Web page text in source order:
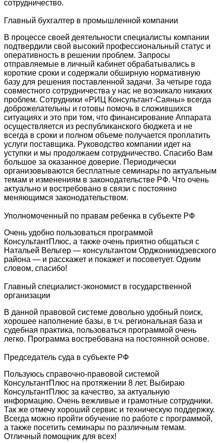
сотрудничество.
Главный бухгалтер в промышленной компании
В процессе своей деятельности специалисты компании
подтвердили свой высокий профессиональный статус и
оперативность в решении проблем. Запросы
отправляемые в личный кабинет обрабатывались в
короткие сроки и содержали обширную нормативную
базу для решения поставленной задачи. За четыре года
совместного сотрудничества у нас не возникало никаких
проблем. Сотрудники «РИЦ Консультант-Саяны» всегда
доброжелательны и готовы помочь в сложившихся
ситуациях и это при том, что финансирование Аппарата
осуществляется из республиканского бюджета и не
всегда в сроки и полном объеме получается проплатить
услуги поставщика. Руководство компании идет на
уступки и мы продолжаем сотрудничество. Спасибо Вам
большое за оказанное доверие. Периодически
организовываются бесплатные семинары по актуальным
темам и изменениям в законодательстве РФ. Что очень
актуально и востребовано в связи с постоянно
меняющимся законодательством.
Уполномоченный по правам ребенка в субъекте РФ
Очень удобно пользоваться программой
КонсультантПлюс, а также очень приятно общаться с
Натальей Вельгер — консультантом Орджоникидзевского
района — и расскажет и покажет и посоветует. Одним
словом, спасибо!
Главный специалист-экономист в государственной
организации
В данной правовой системе довольно удобный поиск,
хорошее наполнение базы, в т.ч. региональная база и
судебная практика, пользоваться программой очень
легко. Программа востребована на постоянной основе.
Председатель суда в субъекте РФ
Пользуюсь справочно-правовой системой
КонсультантПлюс на протяжении 8 лет. Выбираю
КонсультантПлюс за качество, за актуальную
информацию. Очень вежливые и грамотные сотрудники.
Так же отмечу хороший сервис и техническую поддержку.
Всегда можно пройти обучение по работе с программой,
а также посетить семинары по различным темам.
Отличный помощник для всех!